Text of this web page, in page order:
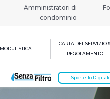
Amministratori di
condominio
MODULISTICA
CARTA DEL SERVIZIO
REGOLAMENTO
Sportello